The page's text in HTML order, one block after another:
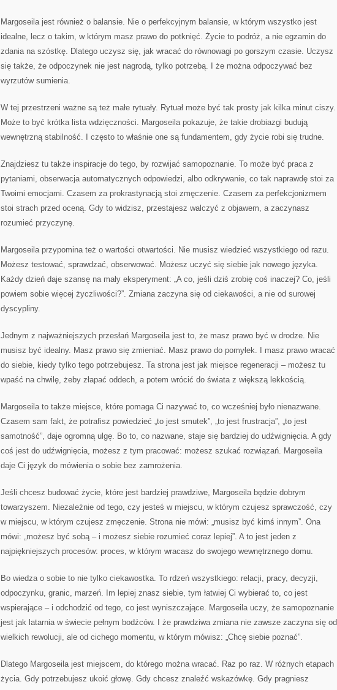
Margoseila jest również o balansie. Nie o perfekcyjnym balansie, w którym wszystko jest
idealne, lecz o takim, w którym masz prawo do potknięć. Życie to podróż, a nie egzamin do
zdania na szóstkę. Dlatego uczysz się, jak wracać do równowagi po gorszym czasie. Uczysz
się także, że odpoczynek nie jest nagrodą, tylko potrzebą. I że można odpoczywać bez
wyrzutów sumienia.
W tej przestrzeni ważne są też małe rytuały. Rytuał może być tak prosty jak kilka minut ciszy.
Może to być krótka lista wdzięczności. Margoseila pokazuje, że takie drobiazgi budują
wewnętrzną stabilność. I często to właśnie one są fundamentem, gdy życie robi się trudne.
Znajdziesz tu także inspiracje do tego, by rozwijać samopoznanie. To może być praca z
pytaniami, obserwacja automatycznych odpowiedzi, albo odkrywanie, co tak naprawdę stoi za
Twoimi emocjami. Czasem za prokrastynacją stoi zmęczenie. Czasem za perfekcjonizmem
stoi strach przed oceną. Gdy to widzisz, przestajesz walczyć z objawem, a zaczynasz
rozumieć przyczynę.
Margoseila przypomina też o wartości otwartości. Nie musisz wiedzieć wszystkiego od razu.
Możesz testować, sprawdzać, obserwować. Możesz uczyć się siebie jak nowego języka.
Każdy dzień daje szansę na mały eksperyment: „A co, jeśli dziś zrobię coś inaczej? Co, jeśli
powiem sobie więcej życzliwości?”. Zmiana zaczyna się od ciekawości, a nie od surowej
dyscypliny.
Jednym z najważniejszych przesłań Margoseila jest to, że masz prawo być w drodze. Nie
musisz być idealny. Masz prawo się zmieniać. Masz prawo do pomyłek. I masz prawo wracać
do siebie, kiedy tylko tego potrzebujesz. Ta strona jest jak miejsce regeneracji – możesz tu
wpaść na chwilę, żeby złapać oddech, a potem wrócić do świata z większą lekkością.
Margoseila to także miejsce, które pomaga Ci nazywać to, co wcześniej było nienazwane.
Czasem sam fakt, że potrafisz powiedzieć „to jest smutek”, „to jest frustracja”, „to jest
samotność”, daje ogromną ulgę. Bo to, co nazwane, staje się bardziej do udźwignięcia. A gdy
coś jest do udźwignięcia, możesz z tym pracować: możesz szukać rozwiązań. Margoseila
daje Ci język do mówienia o sobie bez zamrożenia.
Jeśli chcesz budować życie, które jest bardziej prawdziwe, Margoseila będzie dobrym
towarzyszem. Niezależnie od tego, czy jesteś w miejscu, w którym czujesz sprawczość, czy
w miejscu, w którym czujesz zmęczenie. Strona nie mówi: „musisz być kimś innym”. Ona
mówi: „możesz być sobą – i możesz siebie rozumieć coraz lepiej”. A to jest jeden z
najpiękniejszych procesów: proces, w którym wracasz do swojego wewnętrznego domu.
Bo wiedza o sobie to nie tylko ciekawostka. To rdzeń wszystkiego: relacji, pracy, decyzji,
odpoczynku, granic, marzeń. Im lepiej znasz siebie, tym łatwiej Ci wybierać to, co jest
wspierające – i odchodzić od tego, co jest wyniszczające. Margoseila uczy, że samopoznanie
jest jak latarnia w świecie pełnym bodźców. I że prawdziwa zmiana nie zawsze zaczyna się od
wielkich rewolucji, ale od cichego momentu, w którym mówisz: „Chcę siebie poznać”.
Dlatego Margoseila jest miejscem, do którego można wracać. Raz po raz. W różnych etapach
życia. Gdy potrzebujesz ukoić głowę. Gdy chcesz znaleźć wskazówkę. Gdy pragniesz